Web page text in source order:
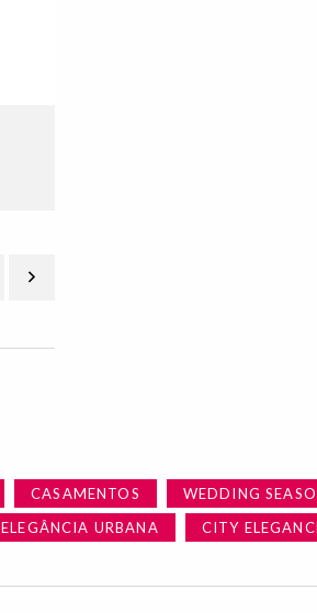
CASAMENTOS WEDDING
ELEGÂNCIA URBANA CITY